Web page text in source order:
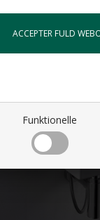
Funktionelle